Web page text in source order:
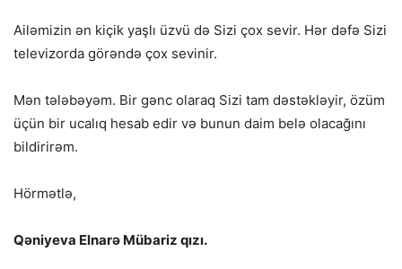
Ailəmizin ən kiçik yaşlı üzvü də Sizi çox sevir. Hər dəfə Sizi
televizorda görəndə çox sevinir.
Mən tələbəyəm. Bir gənc olaraq Sizi tam dəstəkləyir, özüm
üçün bir ucalıq hesab edir və bunun daim belə olacağını
bildirirəm.
Hörmətlə,
Qəniyeva Elnarə Mübariz qızı.